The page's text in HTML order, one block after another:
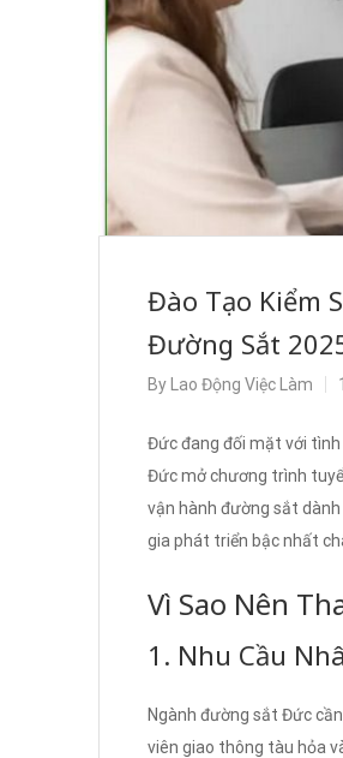
Đào Tạo Kiểm
Đường Sắt
By Lao Động Việc Làm
Đức đang đối mặt với
Đức mở chương trình
vận hành đường sắt
gia phát triển bậc nhất
Vì Sao Nên
1. Nhu Cầu
Ngành đường sắt Đức
viên giao thông tàu hỏa